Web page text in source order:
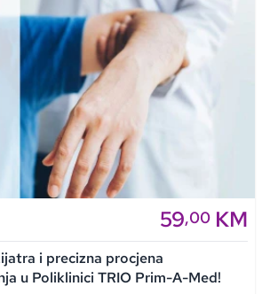
59,00 KM
i precizna procjena
u Poliklinici TRIO Prim-A-Med!